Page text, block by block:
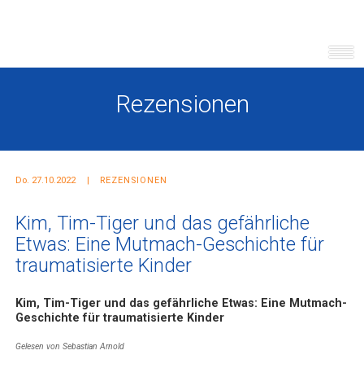
Rezensionen
Do. 27.10.2022 REZENSIONEN
Kim, Tim-Tiger und das gefährliche
Etwas: Eine Mutmach-Geschichte für
traumatisierte Kinder
Kim, Tim-Tiger und das gefährliche Etwas: Eine Mutmach-
Geschichte für traumatisierte Kinder
Gelesen von Sebastian Arnold